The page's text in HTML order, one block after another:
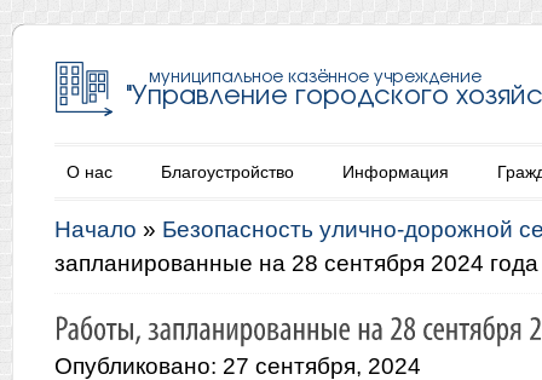
О нас Благоустройство Информация
Начало » Безопасность улично-дорожной
запланированные на 28 сентября 2024 года
Опубликовано: 27 сентября, 2024